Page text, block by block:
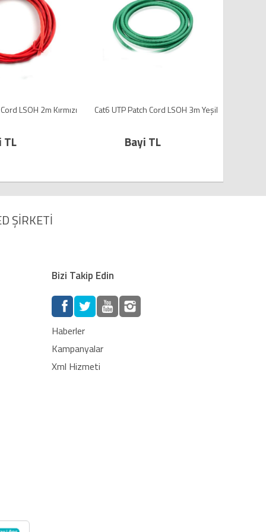
LSOH 2m Kırmızı
TL
Cat6 UTP Patch Cord LSOH 3m Yeşil
Bayi TL
ŞİRKETİ
Bizi Takip Edin
Haberler
Kampanyalar
Xml Hizmeti